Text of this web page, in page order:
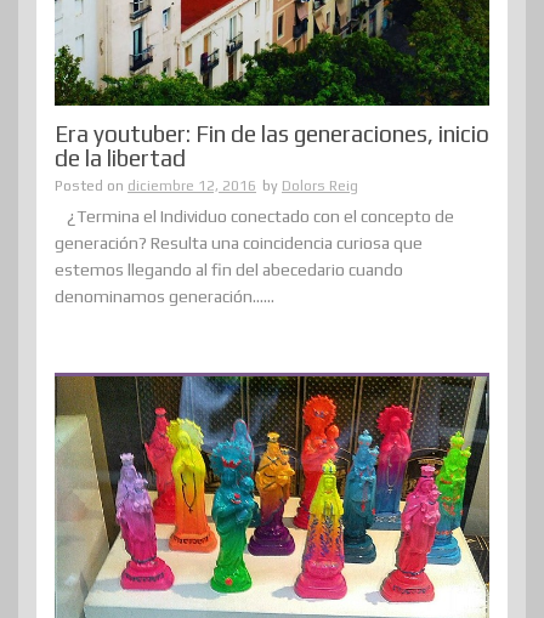
Era youtuber: Fin de las generaciones, inicio
de la libertad
Posted on diciembre 12, 2016 by Dolors Reig
¿Termina el Individuo conectado con el concepto de
generación? Resulta una coincidencia curiosa que
estemos llegando al fin del abecedario cuando
denominamos generación......